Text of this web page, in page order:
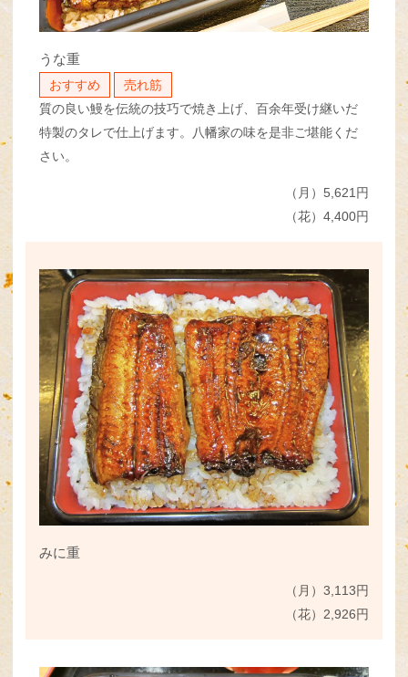
うな重
おすすめ
売れ筋
質の良い鰻を伝統の技巧で焼き上げ、百余年受け継いだ
特製のタレで仕上げます。八幡家の味を是非ご堪能くだ
さい。
（月）5,621円
（花）4,400円
みに重
（月）3,113円
（花）2,926円